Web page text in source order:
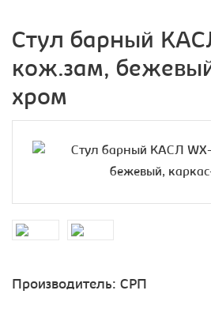
Стул барный
кож.зам,
хром
Производитель: СРП